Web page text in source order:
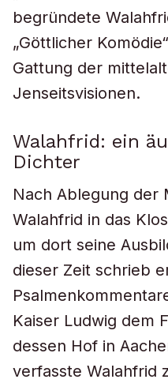
begründete
„Göttlicher
Gattung der
Jenseitsvisionen.
Walahfrid: ein
Dichter
Nach Ablegung der
Walahfrid in das
um dort seine
dieser Zeit schrieb
Kaiser Ludwig dem
dessen Hof in
verfasste Walahfrid